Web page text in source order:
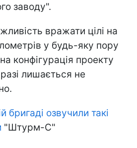
заводу".
вражати цілі на
у будь-яку пору
конфігурація проекту
лишається не
бригаді озвучили такі
"Штурм-С"